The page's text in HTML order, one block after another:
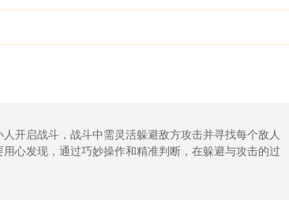
开启战斗，战斗中需灵活躲避敌方攻击并寻找每个敌人
心发现，通过巧妙操作和精准判断，在躲避与攻击的过